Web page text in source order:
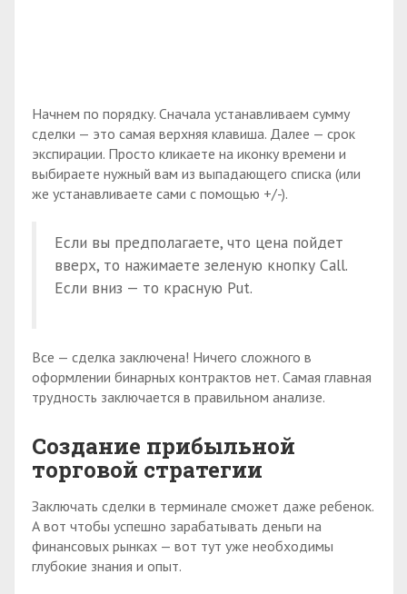
Начнем по порядку. Сначала устанавливаем сумму
сделки — это самая верхняя клавиша. Далее — срок
экспирации. Просто кликаете на иконку времени и
выбираете нужный вам из выпадающего списка (или
же устанавливаете сами с помощью +/-).
Если вы предполагаете, что цена пойдет
вверх, то нажимаете зеленую кнопку Call.
Если вниз — то красную Put.
Все — сделка заключена! Ничего сложного в
оформлении бинарных контрактов нет. Самая главная
трудность заключается в правильном анализе.
Создание прибыльной
торговой стратегии
Заключать сделки в терминале сможет даже ребенок.
А вот чтобы успешно зарабатывать деньги на
финансовых рынках — вот тут уже необходимы
глубокие знания и опыт.